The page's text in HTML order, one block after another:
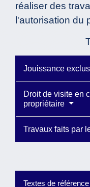
réaliser des
l'autorisation du
Jouissance
Droit de visite en
propriétaire
Travaux faits par
Textes de référence